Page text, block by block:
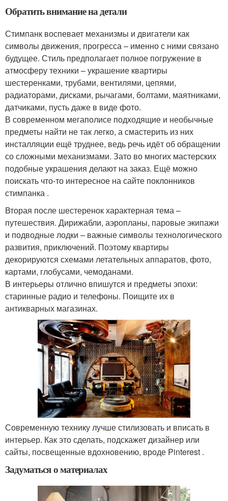
Обратить внимание на детали
Стимпанк воспевает механизмы и двигатели как
символы движения, прогресса – именно с ними связано
будущее. Стиль предполагает полное погружение в
атмосферу техники – украшение квартиры
шестеренками, трубами, вентилями, цепями,
радиаторами, дисками, рычагами, болтами, маятниками,
датчиками, пусть даже в виде фото.
В современном мегаполисе подходящие и необычные
предметы найти не так легко, а смастерить из них
инсталляции ещё труднее, ведь речь идёт об обращении
со сложными механизмами. Зато во многих мастерских
подобные украшения делают на заказ. Ещё можно
поискать что-то интересное на сайте поклонников
стимпанка .
Вторая после шестеренок характерная тема –
путешествия. Дирижабли, аэропланы, паровые экипажи
и подводные лодки – важные символы технологического
развития, приключений. Поэтому квартиры
декорируются схемами летательных аппаратов, фото,
картами, глобусами, чемоданами.
В интерьеры отлично впишутся и предметы эпохи:
старинные радио и телефоны. Поищите их в
антикварных магазинах.
Современную технику лучше стилизовать и вписать в
интерьер. Как это сделать, подскажет дизайнер или
сайты, посвещенные вдохновению, вроде Pinterest .
Задуматься о материалах